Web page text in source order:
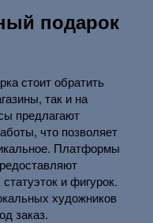
подарок
стоит обратить
так и на
предлагают
что позволяет
Платформы
и фигурок.
художников
заказ.